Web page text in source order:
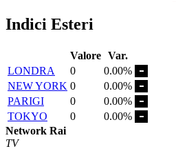
Indici Esteri
Valore Var.
LONDRA
0
0.00%
NEW YORK 0
0.00%
PARIGI
0
0.00%
TOKYO
0
0.00%
Network Rai
TV